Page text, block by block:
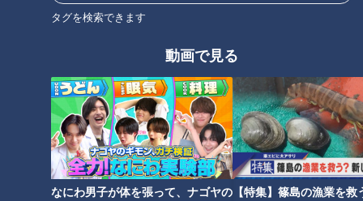
タグを検索できます
動画で見る
なにわ男子が体を張って、ナゴヤの【特集】篠島の漁業を救
球でも極めて珍しいことだった。
投手・根尾昂の歩みには？